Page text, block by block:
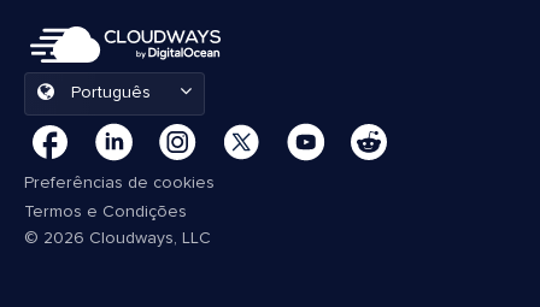
Português
Preferências de cookies
Termos e Condições
© 2026 Cloudways, LLC